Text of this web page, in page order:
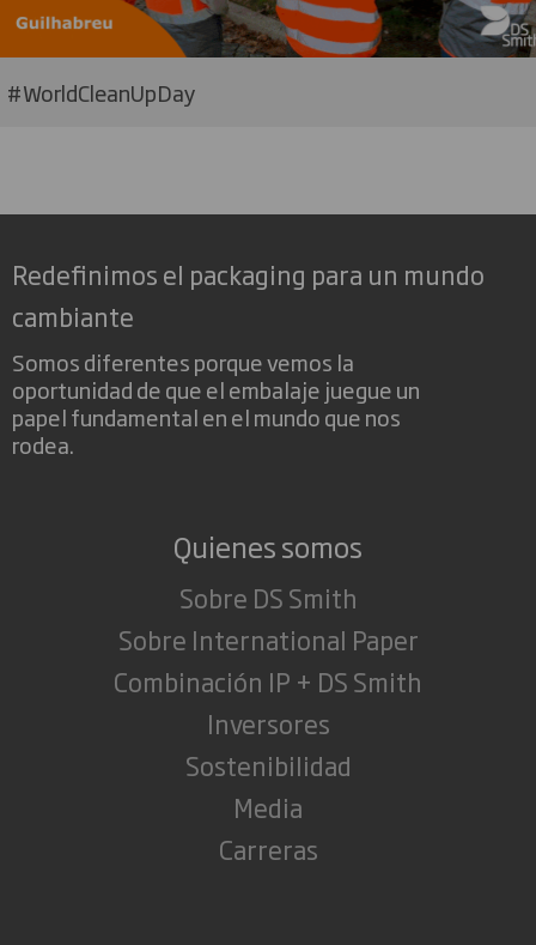
#WorldCleanUpDay
Redefinimos el packaging para un mundo
cambiante
Somos diferentes porque vemos la
oportunidad de que el embalaje juegue un
papel fundamental en el mundo que nos
rodea.
Quienes somos
Sobre DS Smith
Sobre International Paper
Combinación IP + DS Smith
Inversores
Sostenibilidad
Media
Carreras